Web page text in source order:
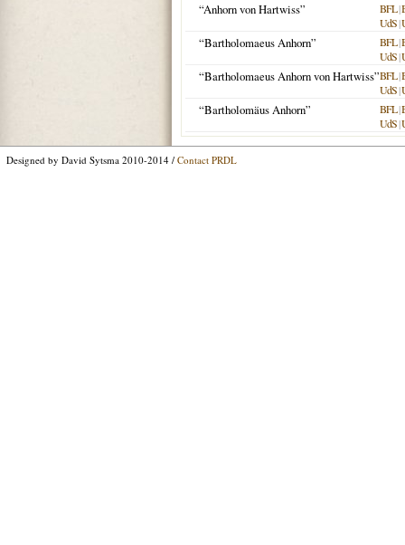
“Anhorn von Hartwiss” BFL|
UdS|
“Bartholomaeus Anhorn” BFL|
UdS|
“Bartholomaeus Anhorn von Hartwiss”BFL|
UdS|
“Bartholomäus Anhorn” BFL|
UdS|
Designed by David Sytsma 2010-2014 / Contact PRDL